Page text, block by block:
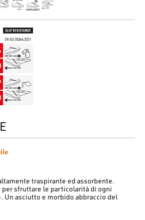
traspirante ed assorbente.
sfruttare le particolarità di ogni
Un asciutto e morbido abbraccio del